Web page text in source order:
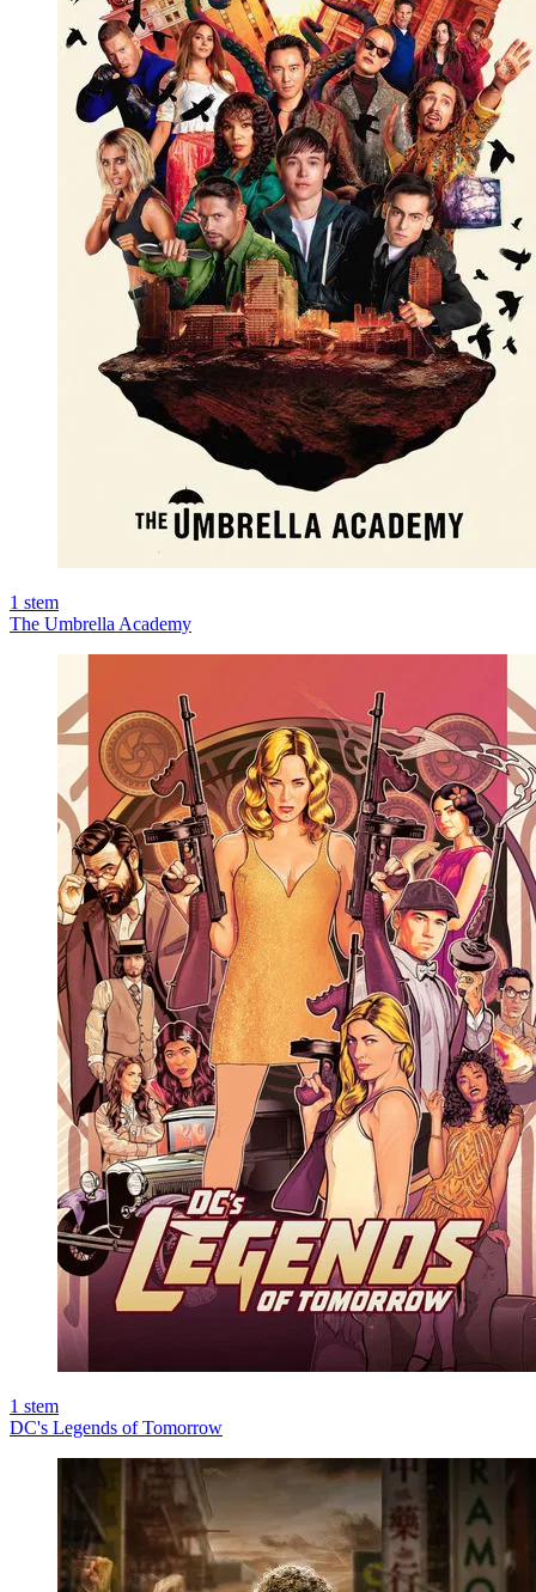
1 stem
The Umbrella Academy
1 stem
DC's Legends of Tomorrow